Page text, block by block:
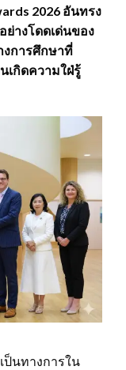
2026 อันทรง
ย่างโดดเด่นของ
งการศึกษาที่
เกิดความใฝ่รู้
ป็นทางการใน